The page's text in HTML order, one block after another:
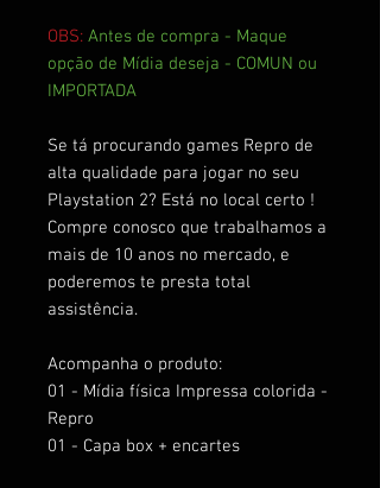
OBS: Antes de compra - Maque
opção de Mídia deseja - COMUN ou
IMPORTADA
Se tá procurando games Repro de
alta qualidade para jogar no seu
Playstation 2? Está no local certo !
Compre conosco que trabalhamos a
mais de 10 anos no mercado, e
poderemos te presta total
assistência.
Acompanha o produto:
01 - Mídia física Impressa colorida -
Repro
01 - Capa box + encartes